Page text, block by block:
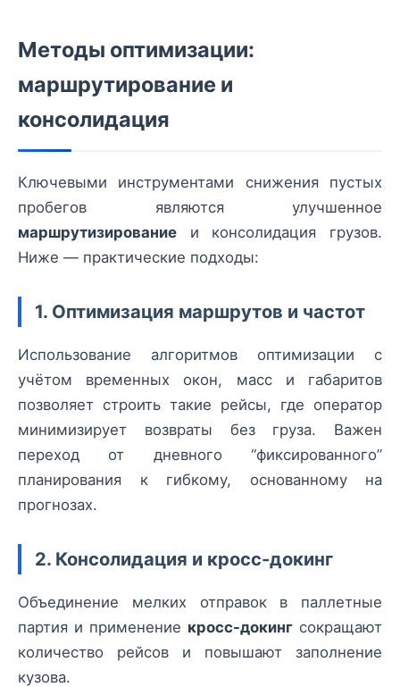
Методы оптимизации:
маршрутирование и
консолидация
Ключевыми инструментами снижения пустых
пробегов являются улучшенное
маршрутизирование и консолидация грузов.
Ниже — практические подходы:
1. Оптимизация маршрутов и частот
Использование алгоритмов оптимизации с
учётом временных окон, масс и габаритов
позволяет строить такие рейсы, где оператор
минимизирует возвраты без груза. Важен
переход от дневного “фиксированного”
планирования к гибкому, основанному на
прогнозах.
2. Консолидация и кросс-докинг
Объединение мелких отправок в паллетные
партия и применение кросс-докинг сокращают
количество рейсов и повышают заполнение
кузова.